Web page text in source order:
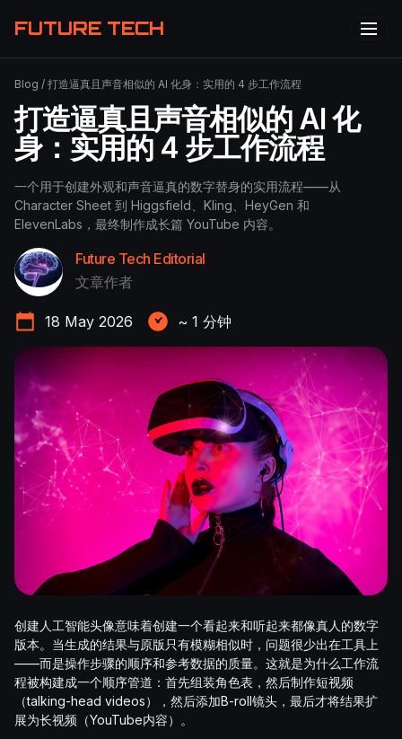
FUTURE TECH
Blog / 打造逼真且声音相似的 AI 化身：实用的 4 步工作流程
打造逼真且声音相似的 AI 化
身：实用的 4 步工作流程
一个用于创建外观和声音逼真的数字替身的实用流程——从
Character Sheet 到 Higgsfield、Kling、HeyGen 和
ElevenLabs，最终制作成长篇 YouTube 内容。
Future Tech Editorial
文章作者
18 May 2026 ~ 1 分钟
创建人工智能头像意味着创建一个看起来和听起来都像真人的数字
版本。当生成的结果与原版只有模糊相似时，问题很少出在工具上
——而是操作步骤的顺序和参考数据的质量。这就是为什么工作流
程被构建成一个顺序管道：首先组装角色表，然后制作短视频
（talking-head videos），然后添加B-roll镜头，最后才将结果扩
展为长视频（YouTube内容）。